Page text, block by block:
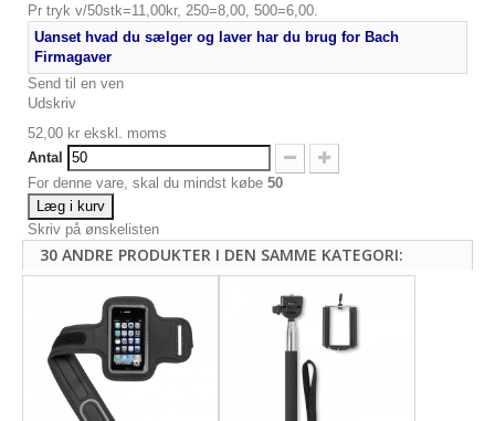
Pr tryk v/50stk=11,00kr, 250=8,00, 500=6,00.
Uanset hvad du sælger og laver har du brug for Bach
Firmagaver
Send til en ven
Udskriv
52,00 kr ekskl. moms
Antal
For denne vare, skal du mindst købe 50
Læg i kurv
Skriv på ønskelisten
30 ANDRE PRODUKTER I DEN SAMME KATEGORI: